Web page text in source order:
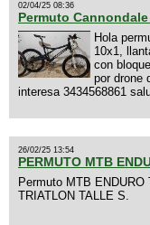
02/04/25 08:36
Permuto
Hola
10x1,
con
por drone
interesa 3434568861
26/02/25 13:54
PERMUTO MTB
Permuto MTB
TRIATLON TALLE S.